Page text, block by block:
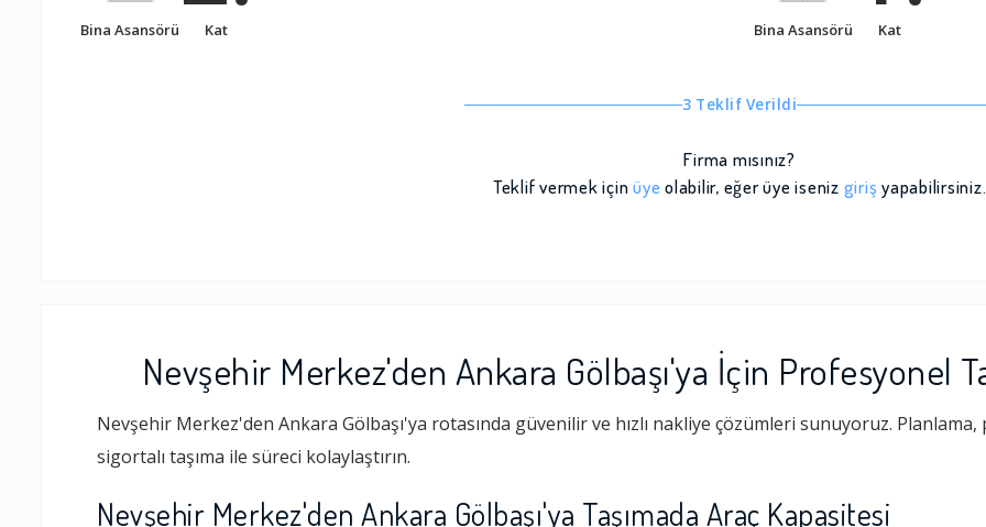
Bina Asansörü Kat Bina Asansörü Kat
3 Teklif Verildi
Firma mısınız?
Teklif vermek içinüye olabilir, eğer üye iseniz giriş yapabilirsiniz.
Nevşehir Merkez'den Ankara Gölbaşı'ya İçin Profesyonel
Nevşehir Merkez'den Ankara Gölbaşı'ya rotasında güvenilir ve hızlı nakliye çözümleri sunuyoruz. Planlama,
sigortalı taşıma ile süreci kolaylaştırın.
Nevşehir Merkez'den Ankara Gölbaşı'ya Taşımada Araç Kapasitesi